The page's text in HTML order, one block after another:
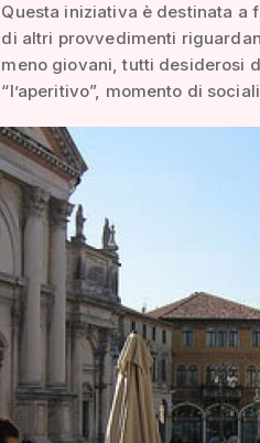
Questa iniziativa è destinata a
di altri provvedimenti
meno giovani, tutti desiderosi
“l’aperitivo”, momento di